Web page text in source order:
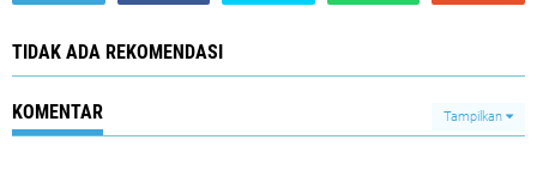
TIDAK ADA REKOMENDASI
KOMENTAR Tampilkan